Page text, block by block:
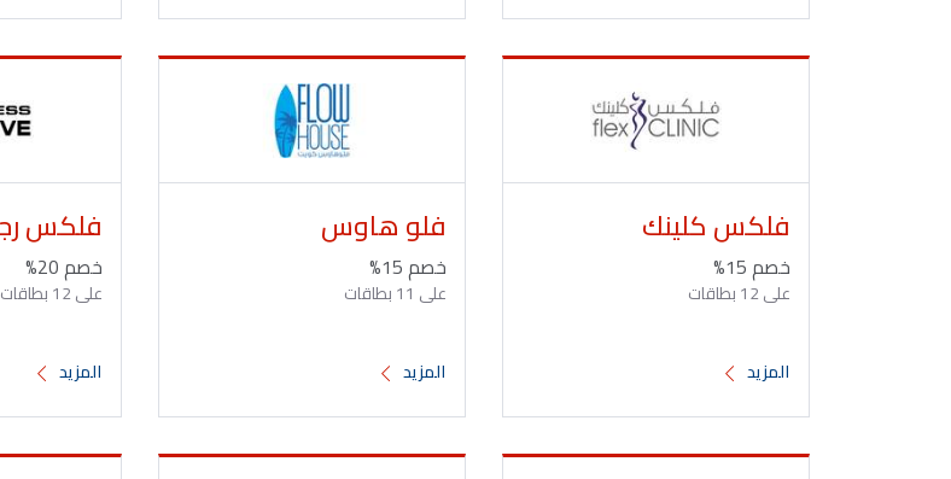
فلكس كلينك
خصم 15%
على 12 بطاقات
المزيد
فلو هاوس
خصم 15%
على 11 بطاقات
المزيد
فلكس
خصم 20%
على 12 بطاقات
المزيد